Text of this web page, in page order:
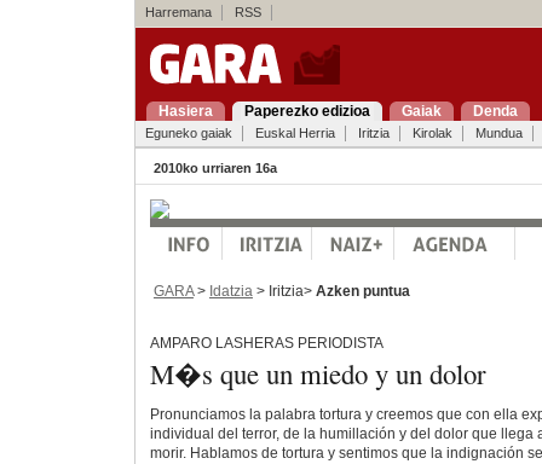
Harremana RSS
Hasiera Paperezko edizioa Gaiak Denda
Eguneko gaiak Euskal Herria Iritzia Kirolak Mundua
2010ko urriaren 16a
GARA> Idatzia > Iritzia> Azken puntua
AMPARO LASHERAS PERIODISTA
M�s que un miedo y un dolor
Pronunciamos la palabra tortura y creemos que con ella
individual del terror, de la humillación y del dolor que llega
morir. Hablamos de tortura y sentimos que la indignación